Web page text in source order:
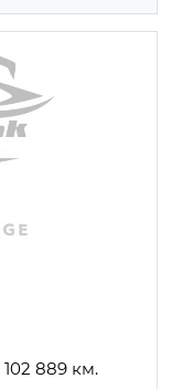
102 889 км.